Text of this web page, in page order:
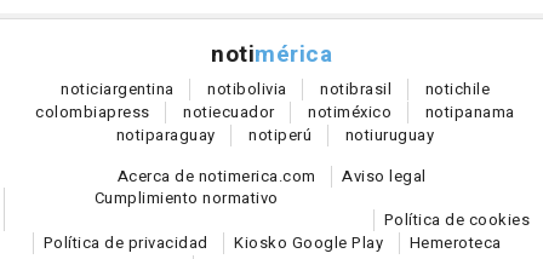
notimérica
noticiargentina notibolivia notibrasil notichile
colombiapress notiecuador notiméxico notipanama
notiparaguay notiperú notiuruguay
Acerca de notimerica.com
Aviso legal
Cumplimiento normativo
Política de cookies
Política de privacidad
Kiosko Google Play
Hemeroteca